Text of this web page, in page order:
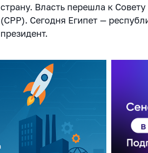
страну. Власть перешла к
(СРР). Сегодня Египет —
президент.